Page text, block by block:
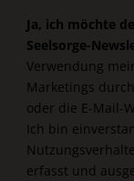
Ja, ich möchte
Seelsorge-
Verwendung
Marketings
oder die E-Mail-
Ich bin
erfasst und